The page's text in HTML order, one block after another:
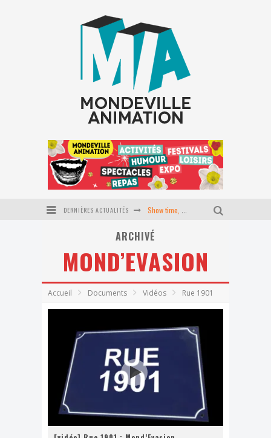
DERNIÈRES ACTUALITÉS Show time, école du P'tit coin
Journée tapisserie d'ameublement
Dimanche, j'ai clown
FESTIVAL TONGS & ESPADRILLES
ARCHIVÉ
MOND’EVASION
Accueil Documents Vidéos Rue 1901